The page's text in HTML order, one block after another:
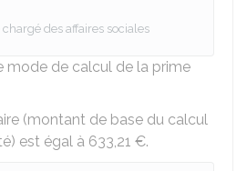
des affaires sociales
mode de calcul de la prime
(montant de base du calcul
est égal à 633,21 €.